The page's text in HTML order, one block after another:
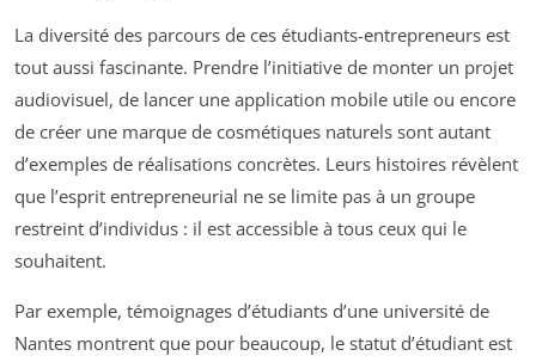
La diversité des parcours de ces étudiants-entrepreneurs est
tout aussi fascinante. Prendre l’initiative de monter un projet
audiovisuel, de lancer une application mobile utile ou encore
de créer une marque de cosmétiques naturels sont autant
d’exemples de réalisations concrètes. Leurs histoires révèlent
que l’esprit entrepreneurial ne se limite pas à un groupe
restreint d’individus : il est accessible à tous ceux qui le
souhaitent.
Par exemple, témoignages d’étudiants d’une université de
Nantes montrent que pour beaucoup, le statut d’étudiant est